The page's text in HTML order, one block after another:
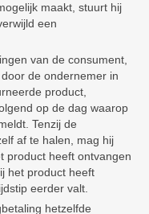
maakt, stuurt hij
een
van de consument,
de ondernemer in
product,
op de dag waarop
Tenzij de
af te halen, mag hij
product heeft ontvangen
het product heeft
eerder valt.
hetzelfde